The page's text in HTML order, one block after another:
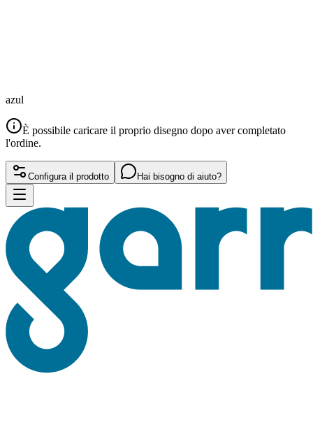
azul
È possibile caricare il proprio disegno dopo aver completato
l'ordine.
Configura il prodotto Hai bisogno di aiuto?